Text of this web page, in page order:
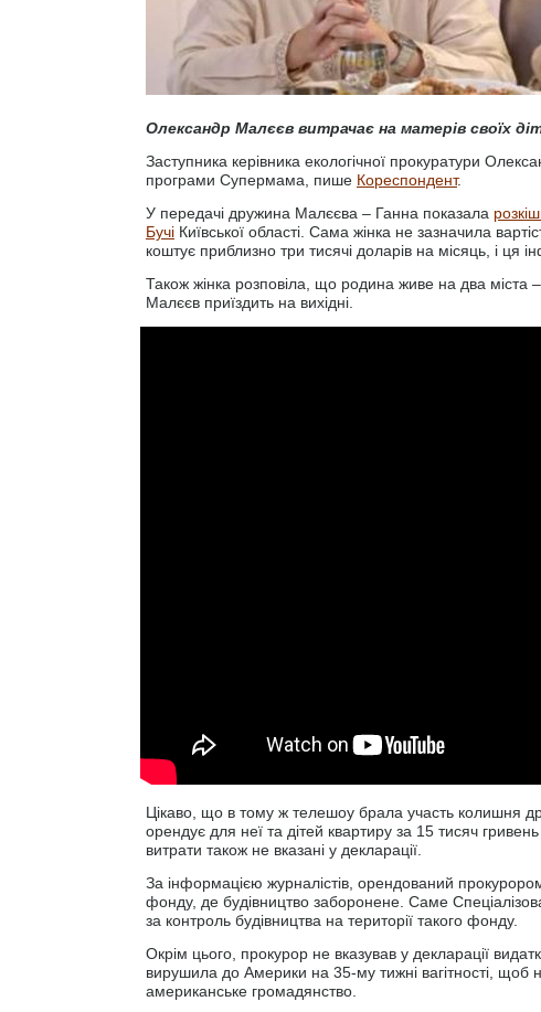
Олександр Малєєв витрачає на матерів своїх
Заступника керівника екологічної прокуратури
програми Супермама, пише Кореспондент.
У передачі дружина Малєєва – Ганна показала
Бучі Київської області. Сама жінка не зазначила
коштує приблизно три тисячі доларів на місяць, і ця
Також жінка розповіла, що родина живе на два міста
Малєєв приїздить на вихідні.
Цікаво, що в тому ж телешоу брала участь колишня
орендує для неї та дітей квартиру за 15 тисяч
витрати також не вказані у декларації.
За інформацією журналістів, орендований
фонду, де будівництво заборонене. Саме
за контроль будівництва на території такого фонду.
Окрім цього, прокурор не вказував у декларації
вирушила до Америки на 35-му тижні вагітності,
американське громадянство.